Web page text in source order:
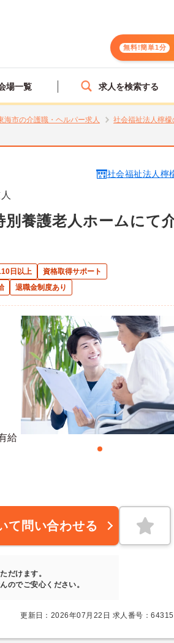
無料!簡単1分
場一覧 求人を検索する
海市の介護職・ヘルパー求人
社会福祉法人檸
社会福祉法人檸
別養護老人ホームにて
日以上
資格取得サポート
退職金制度あり
給
て問い合わせる
だけます。
のでご安心ください。
更新日：2026年07月22日 求人番号：